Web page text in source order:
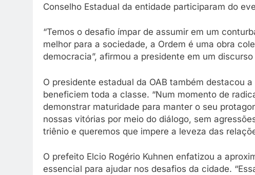
Conselho Estadual da entidade participaram do
“Temos o desafio ímpar de assumir em um
melhor para a sociedade, a Ordem é uma obra
democracia”, afirmou a presidente em um
O presidente estadual da OAB também destacou
beneficiem toda a classe. “Num momento de
demonstrar maturidade para manter o seu
nossas vitórias por meio do diálogo, sem
triênio e queremos que impere a leveza das
O prefeito Elcio Rogério Kuhnen enfatizou a
essencial para ajudar nos desafios da cidade.